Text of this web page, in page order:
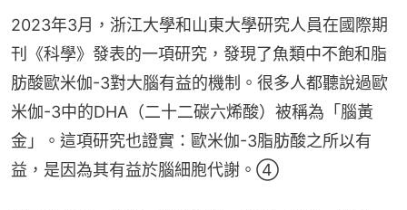
2023年3月，浙江大學和山東大學研究人員在國際期
刊《科學》發表的一項研究，發現了魚類中不飽和脂
肪酸歐米伽-3對大腦有益的機制。很多人都聽說過歐
米伽-3中的DHA（二十二碳六烯酸）被稱為「腦黃
金」。這項研究也證實：歐米伽-3脂肪酸之所以有
益，是因為其有益於腦細胞代謝。④